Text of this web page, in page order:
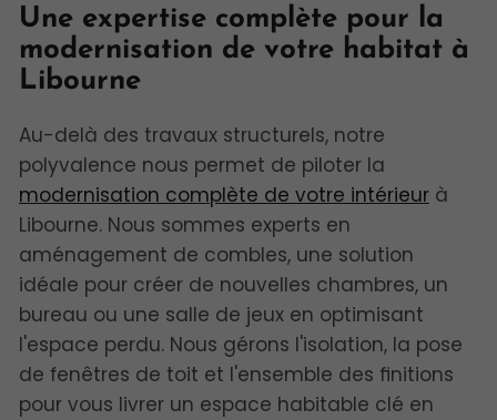
Une expertise complète pour la
modernisation de votre habitat à
Libourne
Au-delà des travaux structurels, notre
polyvalence nous permet de piloter la
modernisation complète de votre intérieur à
Libourne. Nous sommes experts en
aménagement de combles, une solution
idéale pour créer de nouvelles chambres, un
bureau ou une salle de jeux en optimisant
l'espace perdu. Nous gérons l'isolation, la pose
de fenêtres de toit et l'ensemble des finitions
pour vous livrer un espace habitable clé en